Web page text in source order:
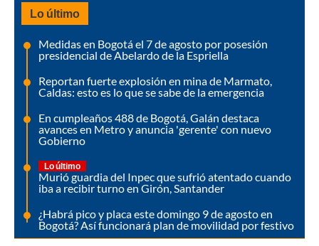
Lo último
Medidas en Bogotá el 7 de agosto por posesión
presidencial de Abelardo de la Espriella
Reportan fuerte explosión en mina de Marmato,
Caldas: esto es lo que se sabe de la emergencia
En cumpleaños 488 de Bogotá, Galán destaca
avances en Metro y anuncia 'gerente' con nuevo
Gobierno
Lo último
Murió guardia del Inpec que sufrió atentado cuando
iba a recibir turno en Girón, Santander
¿Habrá pico y placa este domingo 9 de agosto en
Bogotá? Así funcionará plan de movilidad por festivo